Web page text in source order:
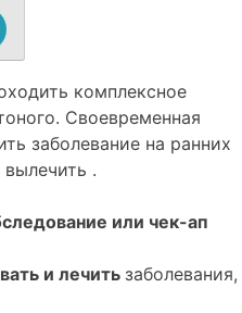
комплексное
Своевременная
заболевание на ранних
вылечить .
или чек-ап
и лечить заболевания,